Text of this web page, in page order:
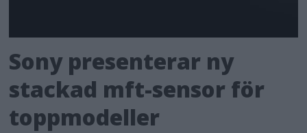
Sony presenterar ny
stackad mft-sensor för
toppmodeller